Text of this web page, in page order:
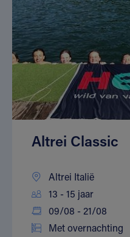
Altrei Classic
Altrei Italië
13 - 15 jaar
09/08 - 21/08
Met overnachting